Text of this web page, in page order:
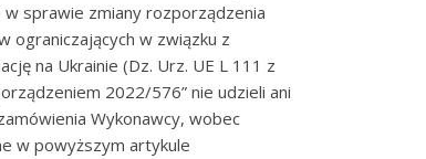
sprawie zmiany rozporządzenia
ograniczających w związku z
na Ukrainie (Dz. Urz. UE L 111 z
2022/576” nie udzieli ani
Wykonawcy, wobec
w powyższym artykule